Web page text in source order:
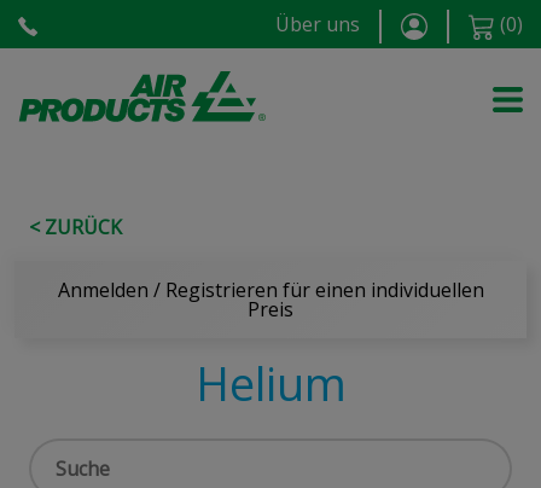
Über uns (0)
< ZURÜCK
Anmelden / Registrieren für einen individuellen
Preis
Helium